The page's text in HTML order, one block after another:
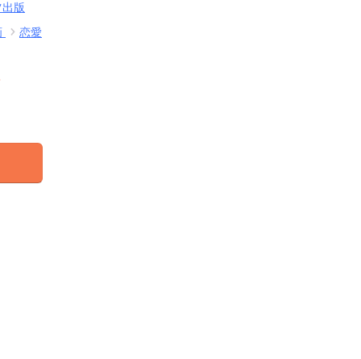
版
恋愛